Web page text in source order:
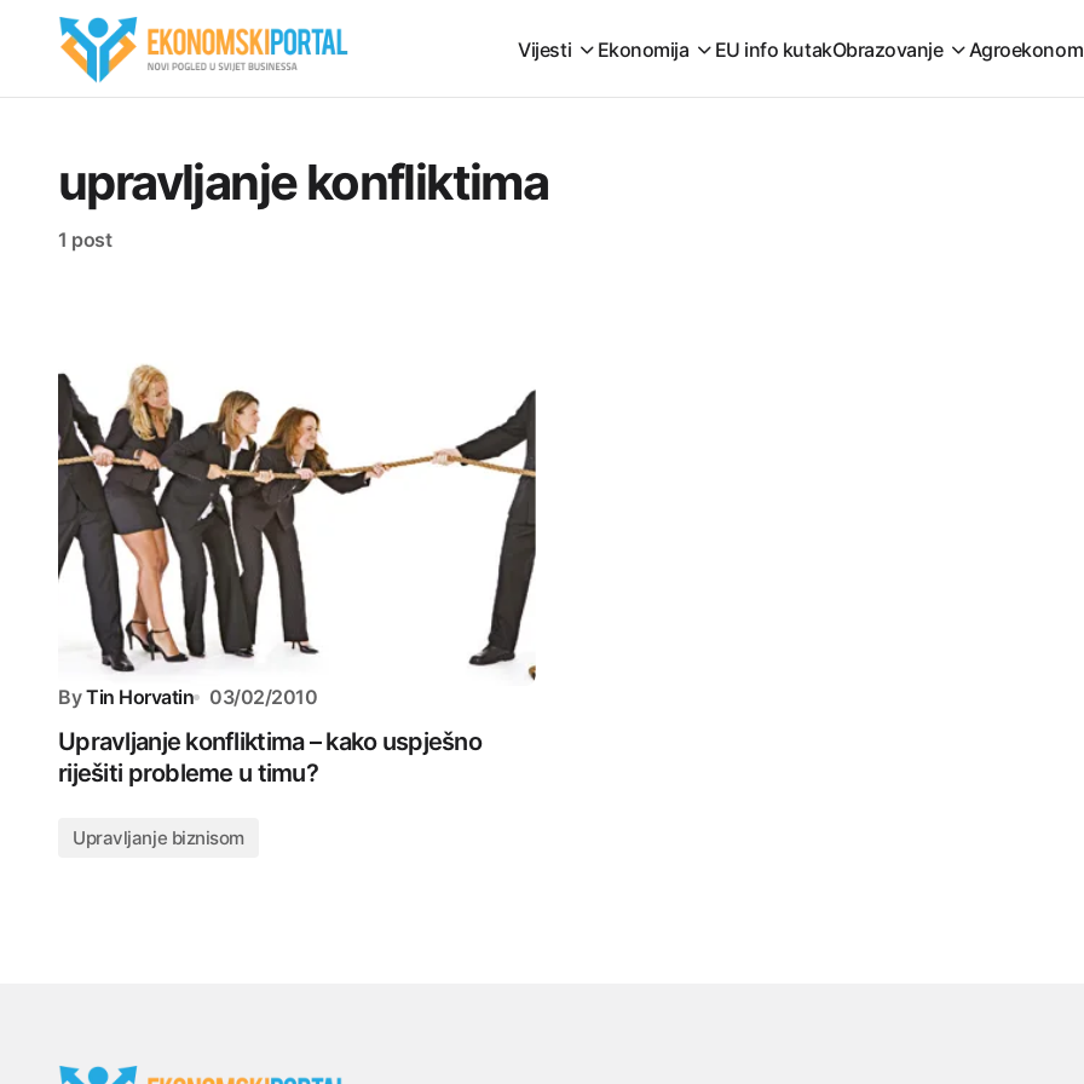
Vijesti Ekonomija EU info kutakObrazovanje
upravljanje konfliktima
1 post
By Tin Horvatin 03/02/2010
Upravljanje konfliktima – kako uspješno
riješiti probleme u timu?
Upravljanje biznisom